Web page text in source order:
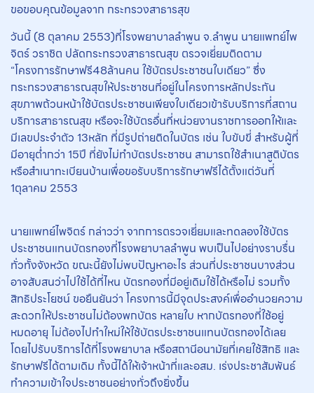
ขอขอบคุณข้อมูลจาก กระทรวงสาธารสุข
วันนี้ (8 ตุลาคม 2553)ที่โรงพยาบาลลำพูน จ.ลำพูน นายแพทย์ไพ
จิตร์ วราชิต ปลัดกระทรวงสาธารณสุข ตรวจเยี่ยมติดตาม
“โครงการรักษาฟรี48ล้านคน ใช้บัตรประชาชนใบเดียว” ซึ่ง
กระทรวงสาธารณสุขให้ประชาชนที่อยู่ในโครงการหลักประกัน
สุขภาพถ้วนหน้าใช้บัตรประชาชนเพียงใบเดียวเข้ารับบริการที่สถาน
บริการสาธารณสุข หรือจะใช้บัตรอื่นที่หน่วยงานราชการออกให้และ
มีเลขประจำตัว 13หลัก ที่มีรูปถ่ายติดในบัตร เช่น ใบขับขี่ สำหรับผู้ที่
มีอายุต่ำกว่า 15ปี ที่ยังไม่ทำบัตรประชาชน สามารถใช้สำเนาสูติบัตร
หรือสำเนาทะเบียนบ้านเพื่อขอรับบริการรักษาฟรีได้ตั้งแต่วันที่
1ตุลาคม 2553
นายแพทย์ไพจิตร์ กล่าวว่า จากการตรวจเยี่ยมและทดลองใช้บัตร
ประชาชนแทนบัตรทองที่โรงพยาบาลลำพูน พบเป็นไปอย่างราบรื่น
ทั่วทั้งจังหวัด ขณะนี้ยังไม่พบปัญหาอะไร ส่วนที่ประชาชนบางส่วน
อาจสับสนว่าไปใช้ได้ที่ไหน บัตรทองที่มีอยู่เดิมใช้ได้หรือไม่ รวมทั้ง
สิทธิประโยชน์ ขอยืนยันว่า โครงการนี้มีจุดประสงค์เพื่ออำนวยความ
สะดวกให้ประชาชนไม่ต้องพกบัตร หลายใบ หากบัตรทองที่ใช้อยู่
หมดอายุ ไม่ต้องไปทำใหม่ให้ใช้บัตรประชาชนแทนบัตรทองได้เลย
โดยไปรับบริการได้ที่โรงพยาบาล หรือสถานีอนามัยที่เคยใช้สิทธิ และ
รักษาฟรีได้ตามเดิม ทั้งนี้ได้ให้เจ้าหน้าที่และอสม. เร่งประชาสัมพันธ์
ทำความเข้าใจประชาชนอย่างทั่วถึงยิ่งขึ้น